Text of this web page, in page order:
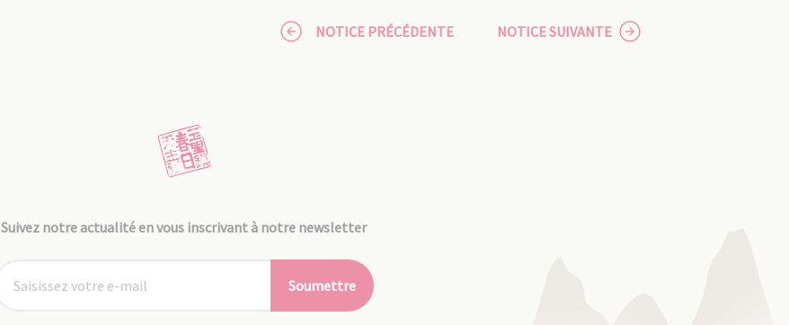
NOTICE PRÉCÉDENTE NOTICE SUIVANTE
Suivez notre actualité en vous inscrivant à notre newsletter
Soumettre